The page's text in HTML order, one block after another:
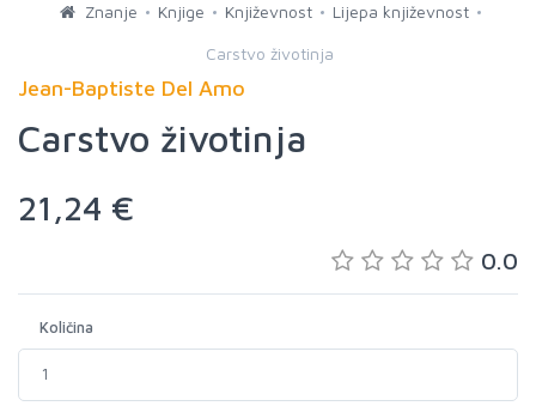
Znanje Knjige Književnost Lijepa književnost
Carstvo životinja
Jean-Baptiste Del Amo
Carstvo životinja
21,24 €
0.0
Količina